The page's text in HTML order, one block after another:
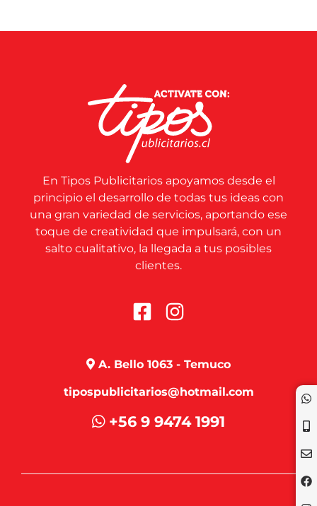
En Tipos Publicitarios apoyamos desde el
principio el desarrollo de todas tus ideas con
una gran variedad de servicios, aportando ese
toque de creatividad que impulsará, con un
salto cualitativo, la llegada a tus posibles
clientes.
A. Bello 1063 - Temuco
tipospublicitarios@hotmail.com
+56 9 9474 1991